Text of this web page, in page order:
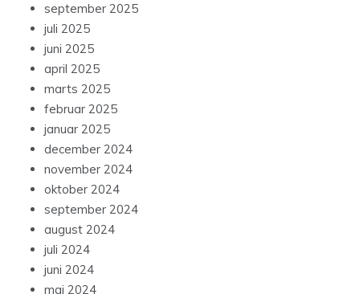
september 2025
juli 2025
juni 2025
april 2025
marts 2025
februar 2025
januar 2025
december 2024
november 2024
oktober 2024
september 2024
august 2024
juli 2024
juni 2024
maj 2024